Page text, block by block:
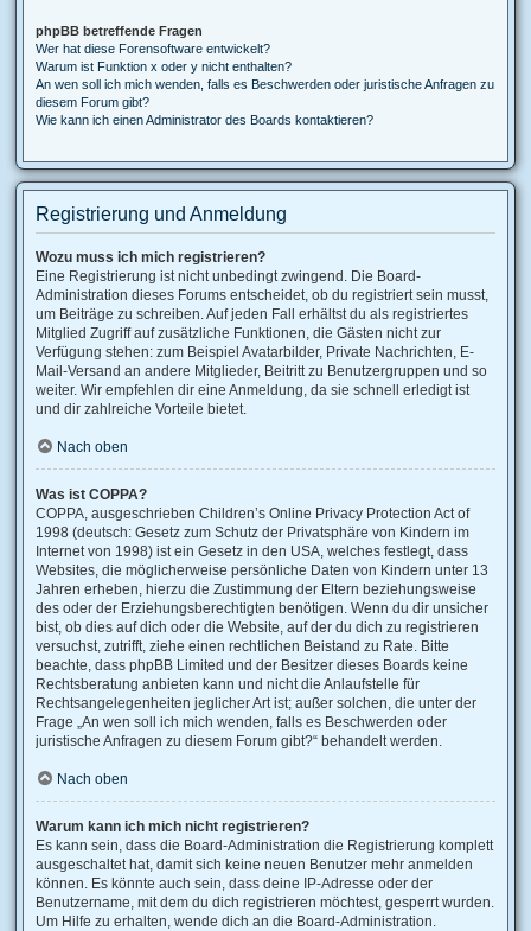
phpBB betreffende Fragen
Wer hat diese Forensoftware entwickelt?
Warum ist Funktion x oder y nicht enthalten?
An wen soll ich mich wenden, falls es Beschwerden oder juristische Anfragen zu
diesem Forum gibt?
Wie kann ich einen Administrator des Boards kontaktieren?
Registrierung und Anmeldung
Wozu muss ich mich registrieren?
Eine Registrierung ist nicht unbedingt zwingend. Die Board-
Administration dieses Forums entscheidet, ob du registriert sein musst,
um Beiträge zu schreiben. Auf jeden Fall erhältst du als registriertes
Mitglied Zugriff auf zusätzliche Funktionen, die Gästen nicht zur
Verfügung stehen: zum Beispiel Avatarbilder, Private Nachrichten, E-
Mail-Versand an andere Mitglieder, Beitritt zu Benutzergruppen und so
weiter. Wir empfehlen dir eine Anmeldung, da sie schnell erledigt ist
und dir zahlreiche Vorteile bietet.
Nach oben
Was ist COPPA?
COPPA, ausgeschrieben Children’s Online Privacy Protection Act of
1998 (deutsch: Gesetz zum Schutz der Privatsphäre von Kindern im
Internet von 1998) ist ein Gesetz in den USA, welches festlegt, dass
Websites, die möglicherweise persönliche Daten von Kindern unter 13
Jahren erheben, hierzu die Zustimmung der Eltern beziehungsweise
des oder der Erziehungsberechtigten benötigen. Wenn du dir unsicher
bist, ob dies auf dich oder die Website, auf der du dich zu registrieren
versuchst, zutrifft, ziehe einen rechtlichen Beistand zu Rate. Bitte
beachte, dass phpBB Limited und der Besitzer dieses Boards keine
Rechtsberatung anbieten kann und nicht die Anlaufstelle für
Rechtsangelegenheiten jeglicher Art ist; außer solchen, die unter der
Frage „An wen soll ich mich wenden, falls es Beschwerden oder
juristische Anfragen zu diesem Forum gibt?“ behandelt werden.
Nach oben
Warum kann ich mich nicht registrieren?
Es kann sein, dass die Board-Administration die Registrierung komplett
ausgeschaltet hat, damit sich keine neuen Benutzer mehr anmelden
können. Es könnte auch sein, dass deine IP-Adresse oder der
Benutzername, mit dem du dich registrieren möchtest, gesperrt wurden.
Um Hilfe zu erhalten, wende dich an die Board-Administration.